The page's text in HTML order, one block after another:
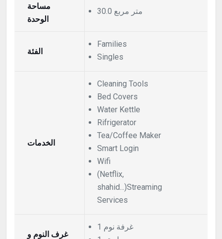
مساحة
الوحدة
30.0 متر مربع
الفئة
Families
Singles
الخدمات
Cleaning Tools
Bed Covers
Water Kettle
Rifrigerator
Tea/Coffee Maker
Smart Login
Wifi
(Netflix,
shahid...)Streaming
Services
غرف النوم و
1 غرفة نوم